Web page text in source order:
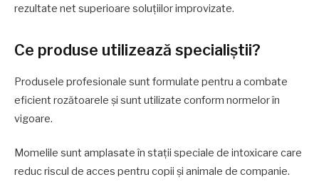
rezultate net superioare soluțiilor improvizate.
Ce produse utilizează specialiștii?
Produsele profesionale sunt formulate pentru a combate
eficient rozătoarele și sunt utilizate conform normelor în
vigoare.
Momelile sunt amplasate în stații speciale de intoxicare care
reduc riscul de acces pentru copii și animale de companie.